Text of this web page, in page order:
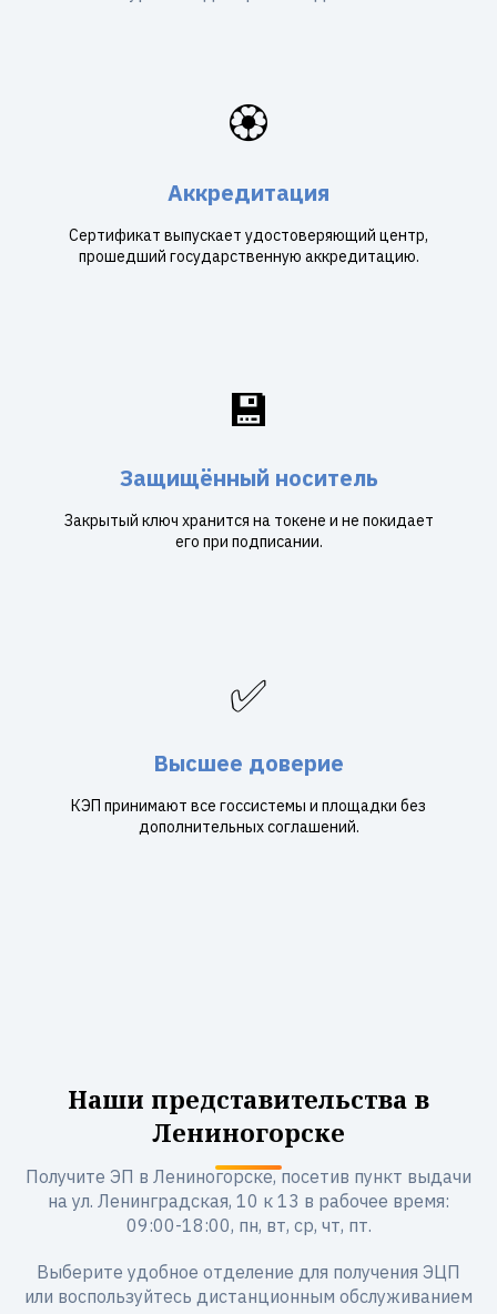
🏵️
Аккредитация
Сертификат выпускает удостоверяющий центр,
прошедший государственную аккредитацию.
💾
Защищённый носитель
Закрытый ключ хранится на токене и не покидает
его при подписании.
✅
Высшее доверие
КЭП принимают все госсистемы и площадки без
дополнительных соглашений.
Наши представительства в
Лениногорске
Получите ЭП в Лениногорске, посетив пункт выдачи
на ул. Ленинградская, 10 к 13 в рабочее время:
09:00-18:00, пн, вт, ср, чт, пт.
Выберите удобное отделение для получения ЭЦП
или воспользуйтесь дистанционным обслуживанием